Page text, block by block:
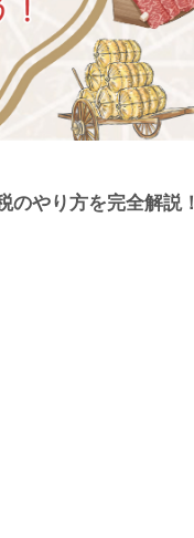
のやり方を完全解説！